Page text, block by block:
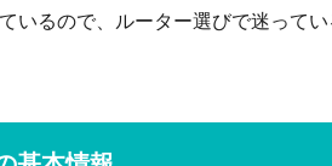
いるので、ルーター選びで迷って